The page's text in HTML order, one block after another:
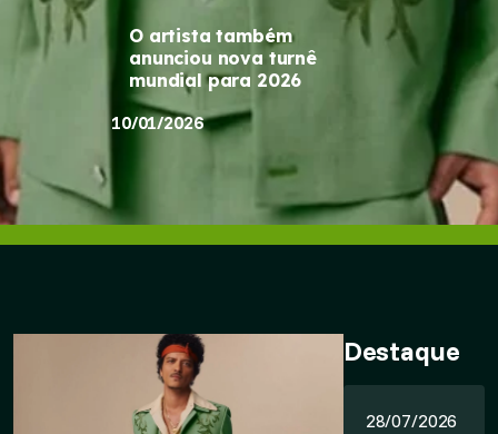
O artista também
anunciou nova turnê
mundial para 2026
10/01/2026
Destaque
28/07/2026